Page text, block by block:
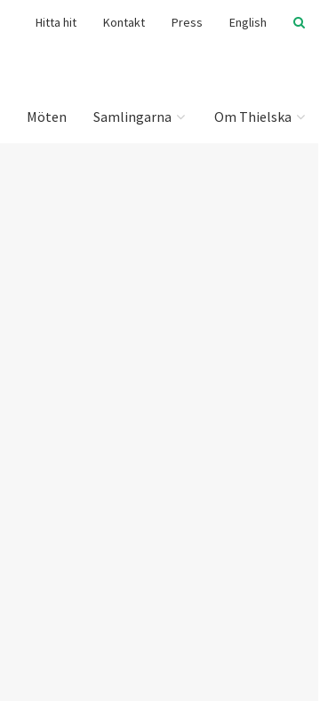
Hitta hit Kontakt Press English
Möten Samlingarna Om Thielska